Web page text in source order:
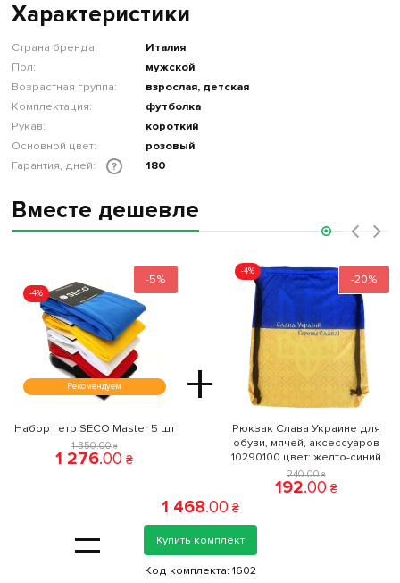
Характеристики
Страна бренда:
Италия
Пол:
мужской
Возрастная группа:
взрослая, детская
Комплектация:
футболка
Рукав:
короткий
Основной цвет:
розовый
Гарантия, дней:
? 180
Вместе дешевле
-5%
Рекомендуем
-4%
+
Набор гетр SECO Master 5 шт
1 350.00 ₴
1 276.00 ₴
-20%
-4%
Рюкзак Слава Украине для
обуви, мячей, аксессуаров
10290100 цвет: желто-синий
240.00 ₴
192.00 ₴
=
1 468.00 ₴
Купить комплект
Код комплекта: 1602